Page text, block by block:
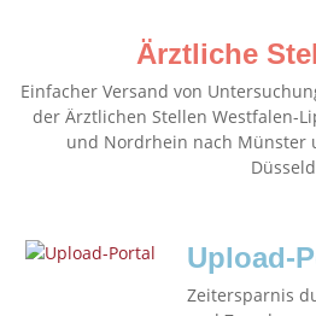
Ärztliche
Einfacher Versand von
der Ärztlichen Stellen Westfalen-
und Nordrhein nach Münster
Upload-
Zeitersparnis